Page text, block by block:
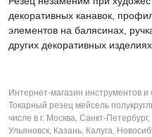
декоративных канавок,
элементов на балясинах,
других декоративных
Интернет-магазин инструментов и
Токарный резец мейсель
числе в г. Москва, Санкт-
Ульяновск, Казань, Калуга,